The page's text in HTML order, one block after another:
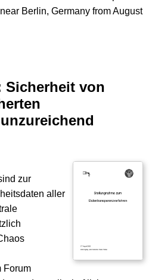
Berlin, Germany from August
Sicherheit von
zur
aller
Forum